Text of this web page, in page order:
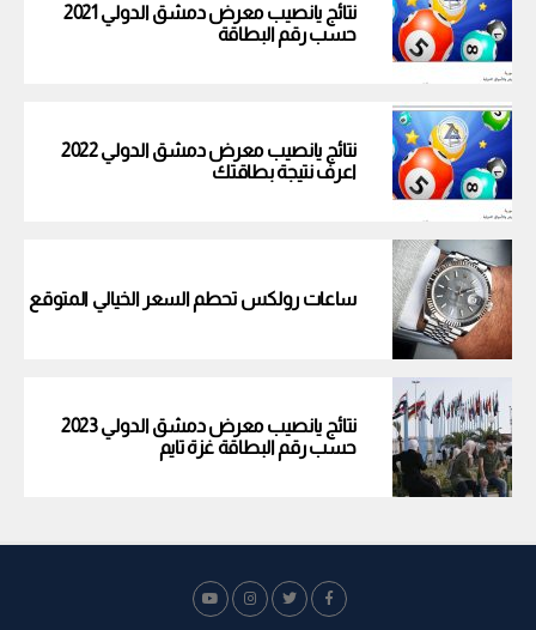
نتائج يانصيب معرض دمشق الدولي 2021
حسب رقم البطاقة
نتائج يانصيب معرض دمشق الدولي 2022
اعرف نتيجة بطاقتك
ساعات رولكس تحطم السعر الخيالي المتوقع
نتائج يانصيب معرض دمشق الدولي 2023
حسب رقم البطاقة غزة تايم